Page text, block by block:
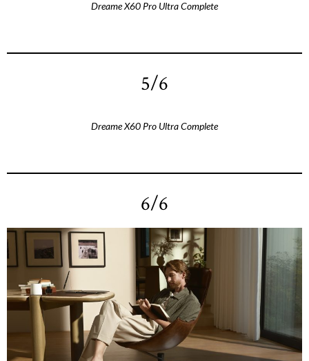
Dreame X60 Pro Ultra Complete
5/6
Dreame X60 Pro Ultra Complete
6/6